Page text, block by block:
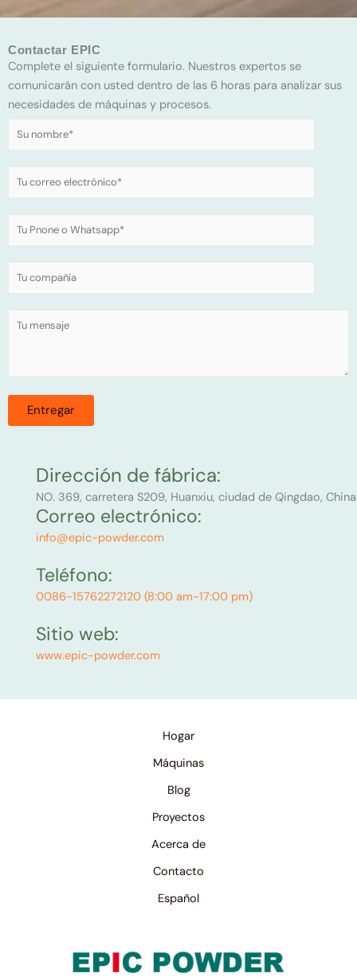
Contactar EPIC
Complete el siguiente formulario. Nuestros expertos se
comunicarán con usted dentro de las 6 horas para analizar sus
necesidades de máquinas y procesos.
Dirección de fábrica:
NO. 369, carretera S209, Huanxiu, ciudad de Qingdao, China
Correo electrónico:
info@epic-powder.com
Teléfono:
0086-15762272120 (8:00 am-17:00 pm)
Sitio web:
www.epic-powder.com
Hogar
Máquinas
Blog
Proyectos
Acerca de
Contacto
Español